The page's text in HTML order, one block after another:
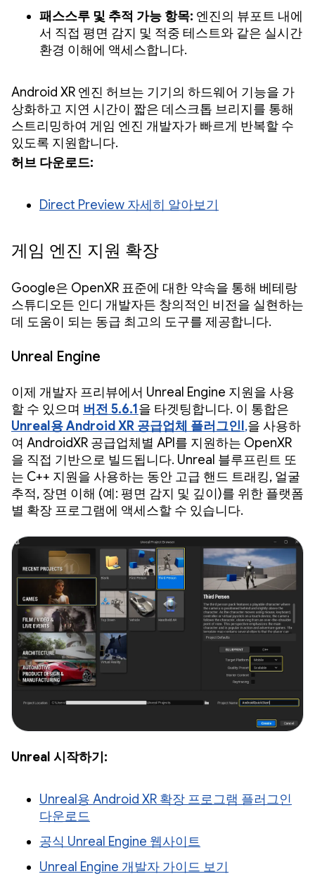
패스스루 및 추적 가능 항목: 엔진의 뷰포트 내에
서 직접 평면 감지 및 적중 테스트와 같은 실시간
환경 이해에 액세스합니다.
Android XR 엔진 허브는 기기의 하드웨어 기능을 가
상화하고 지연 시간이 짧은 데스크톱 브리지를 통해
스트리밍하여 게임 엔진 개발자가 빠르게 반복할 수
있도록 지원합니다.
허브 다운로드:
Direct Preview 자세히 알아보기
게임 엔진 지원 확장
Google은 OpenXR 표준에 대한 약속을 통해 베테랑
스튜디오든 인디 개발자든 창의적인 비전을 실현하는
데 도움이 되는 동급 최고의 도구를 제공합니다.
Unreal Engine
이제 개발자 프리뷰에서 Unreal Engine 지원을 사용
할 수 있으며 버전 5.6.1 을 타겟팅합니다. 이 통합은
Unreal용 Android XR 공급업체 플러그인 ,을 사용하
여 AndroidXR 공급업체별 API를 지원하는 OpenXR
을 직접 기반으로 빌드됩니다. Unreal 블루프린트 또
는 C++ 지원을 사용하는 동안 고급 핸드 트래킹, 얼굴
추적, 장면 이해 (예: 평면 감지 및 깊이)를 위한 플랫폼
별 확장 프로그램에 액세스할 수 있습니다.
Unreal 시작하기:
Unreal용 Android XR 확장 프로그램 플러그인
다운로드
공식 Unreal Engine 웹사이트
Unreal Engine 개발자 가이드 보기